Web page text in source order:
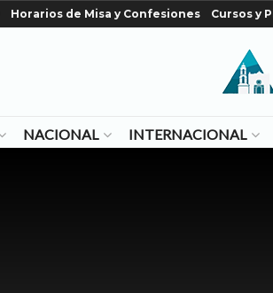
Horarios de Misa y Confesiones Cursos y
NACIONAL INTERNACIONAL